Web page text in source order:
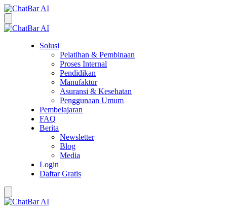
Solusi
Pelatihan & Pembinaan
Proses Internal
Pendidikan
Manufaktur
Asuransi & Kesehatan
Penggunaan Umum
Pembelajaran
FAQ
Berita
Newsletter
Blog
Media
Login
Daftar Gratis